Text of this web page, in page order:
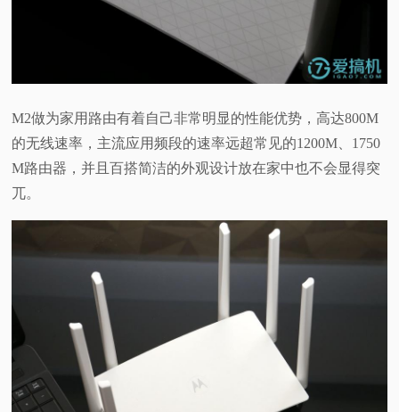
M2做为家用路由有着自己非常明显的性能优势，高达800M
的无线速率，主流应用频段的速率远超常见的1200M、1750
M路由器，并且百搭简洁的外观设计放在家中也不会显得突
兀。